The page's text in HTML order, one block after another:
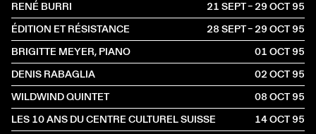
RENÉ BURRI
21 SEPT – 29 OCT1995
ÉDITION ET RÉSISTANCE
28 SEPT – 29 OCT1995
BRIGITTE MEYER, PIANO
01 OCT1995
DENIS RABAGLIA
02 OCT1995
WILDWIND QUINTET
08 OCT1995
LES 10 ANS DU CENTRE CULTUREL SUISSE
14 OCT1995